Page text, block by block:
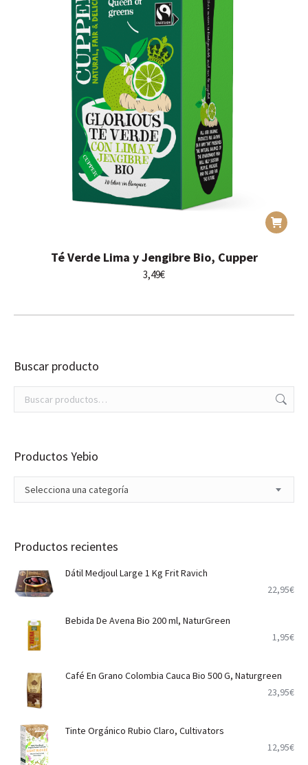
Té Verde Lima y Jengibre Bio, Cupper
3,49€
Buscar producto
Productos Yebio
Selecciona una categoría
Productos recientes
Dátil Medjoul Large 1 Kg Frit Ravich
22,95€
Bebida De Avena Bio 200 ml, NaturGreen
1,95€
Café En Grano Colombia Cauca Bio 500 G, Naturgreen
23,95€
Tinte Orgánico Rubio Claro, Cultivators
12,95€